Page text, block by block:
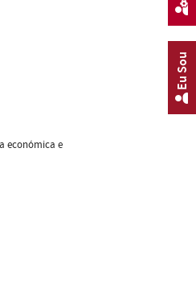
económica e
Eu Sou